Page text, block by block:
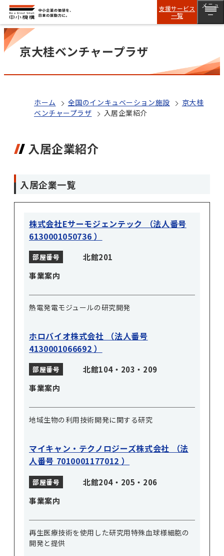
支援サービス
一覧
メニュ
ー
京大桂ベンチャープラザ
ホーム 全国のインキュベーション施設
京大桂
ベンチャープラザ
入居企業紹介
入居企業紹介
入居企業一覧
株式会社Eサーモジェンテック （法人番号
6130001050736 ）
部屋番号
北館201
事業案内
熱電発電モジュールの研究開発
ホロバイオ株式会社 （法人番号
4130001066692 ）
部屋番号
北館104・203・209
事業案内
地域生物の利用技術開発に関する研究
マイキャン・テクノロジーズ株式会社 （法
人番号 7010001177012 ）
部屋番号
北館204・205・206
事業案内
再生医療技術を使用した研究用特殊血球様細胞の
開発と提供